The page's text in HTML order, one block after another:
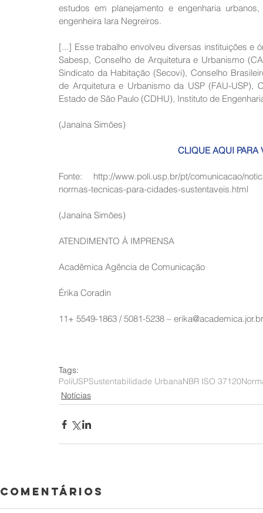
estudos em planejamento e engenharia
engenheira Iara Negreiros.
[...] Esse trabalho envolveu diversas instituições e
Sabesp, Conselho de Arquitetura e Urbanismo
Sindicato da Habitação (Secovi), Conselho
de Arquitetura e Urbanismo da USP (FAU-USP),
Estado de São Paulo (CDHU), Instituto de
(Janaína Simões)
CLIQUE AQUI PARA
Fonte: http://www.poli.usp.br/pt/comunicacao/
normas-tecnicas-para-cidades-sustentaveis.html
(Janaína Simões)
ATENDIMENTO À IMPRENSA
Acadêmica Agência de Comunicação
Érika Coradin
11+ 5549-1863 / 5081-5238 – erika@academica.jor.br
Tags:
PoliUSPSustentabilidade UrbanaNBR ISO 37120
Notícias
Comentários